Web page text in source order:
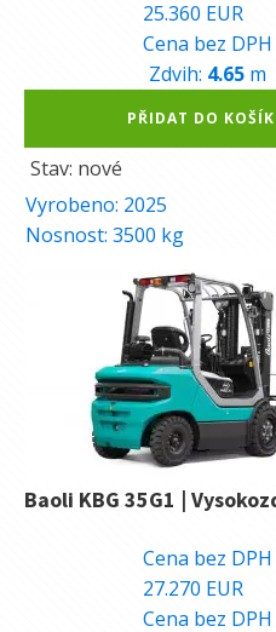
25.360 EUR
Cena bez DPH
Zdvih: 4.65 m
PŘIDAT DO
Stav: nové
Vyrobeno: 2025
Nosnost: 3500 kg
Baoli KBG 35G1 |
Cena bez DPH
27.270 EUR
Cena bez DPH